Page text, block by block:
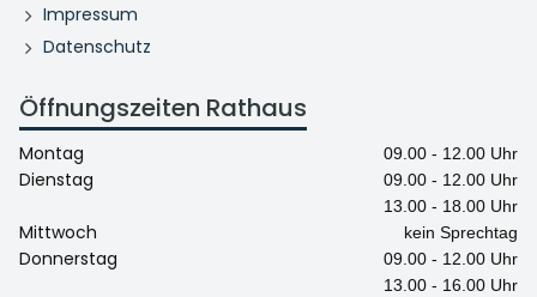
Impressum
Datenschutz
Öffnungszeiten Rathaus
Montag 09.00 - 12.00 Uhr
Dienstag
09.00 - 12.00 Uhr
13.00 - 18.00 Uhr
Mittwoch kein Sprechtag
Donnerstag
09.00 - 12.00 Uhr
13.00 - 16.00 Uhr